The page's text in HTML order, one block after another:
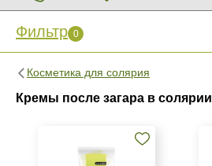
Фильтр 0
Косметика для солярия
Кремы после загара в солярии
Фильтр 0